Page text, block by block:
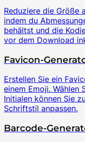
Reduziere die Größe
indem du
behältst und die
vor dem Download
Favicon-
Erstellen Sie ein
einem Emoji. Wählen
Initialen können Sie
Schriftstil anpassen.
Barcode-